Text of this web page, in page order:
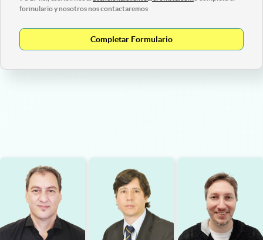
formulario y nosotros nos contactaremos
Completar Formulario